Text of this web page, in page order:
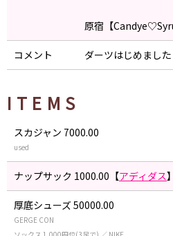
原宿【
コメント ダーツはじめました
ITEMS
スカジャン 7000.00
used
ナップサック 1000.00【アディダス】
厚底シューズ 50000.00
GERGE CON